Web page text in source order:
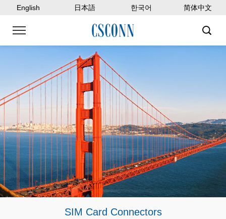
English 日本語 한국어 简体中文
SIM Card Connectors